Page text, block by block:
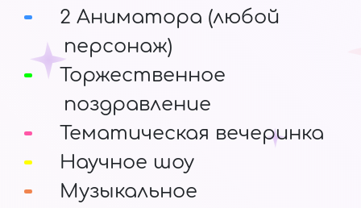
2 Аниматора (любой
персонаж)
Торжественное
поздравление
Тематическая вечеринка
Научное шоу
Музыкальное